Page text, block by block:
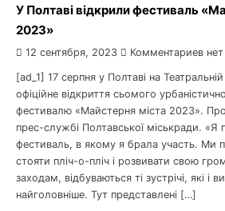
У Полтаві відкрили фестиваль
2023»
12 сентября, 2023 Комментариев нет
[ad_1] 17 серпня у Полтаві на
офіційне відкриття сьомого
фестивалю «Майстерня міста 2023».
прес-службі Полтавської міськради. «Я
фестиваль, в якому я брала участь. Ми
стояти пліч-о-пліч і розвивати свою
заходам, відбуваються ті зустрічі, які і
найголовніше. Тут представлені […]